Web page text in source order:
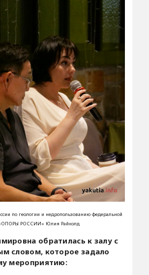
по геологии и недропользованию федеральной
РОССИИ» Юлия Райхолд
обратилась к залу с
словом, которое задало
мероприятию: